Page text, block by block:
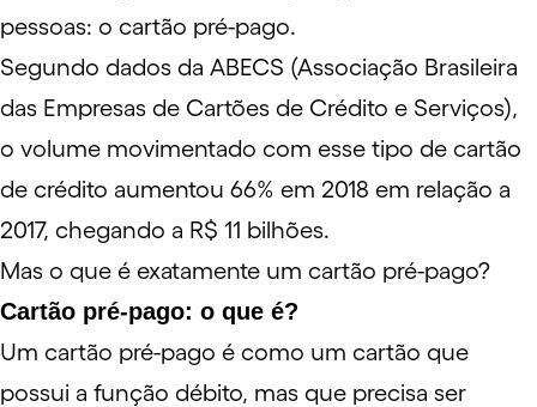
pessoas: o cartão pré-pago.
Segundo dados da ABECS (Associação Brasileira
das Empresas de Cartões de Crédito e Serviços),
o volume movimentado com esse tipo de cartão
de crédito aumentou 66% em 2018 em relação a
2017, chegando a R$ 11 bilhões.
Mas o que é exatamente um cartão pré-pago?
Cartão pré-pago: o que é?
Um cartão pré-pago é como um cartão que
possui a função débito, mas que precisa ser